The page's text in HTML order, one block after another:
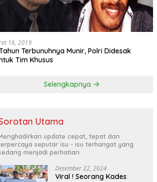
16, 2019
Terbunuhnya Munir, Polri Didesak
Tim Khusus
Selengkapnya
Utama
update cepat, tepat dan
seputar isu - isu terhangat yang
menjadi perhatian.
Desember 22, 2024
Viral ! Seorang Kades